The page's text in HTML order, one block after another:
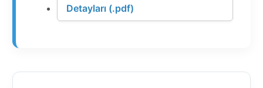
Detayları (.pdf)